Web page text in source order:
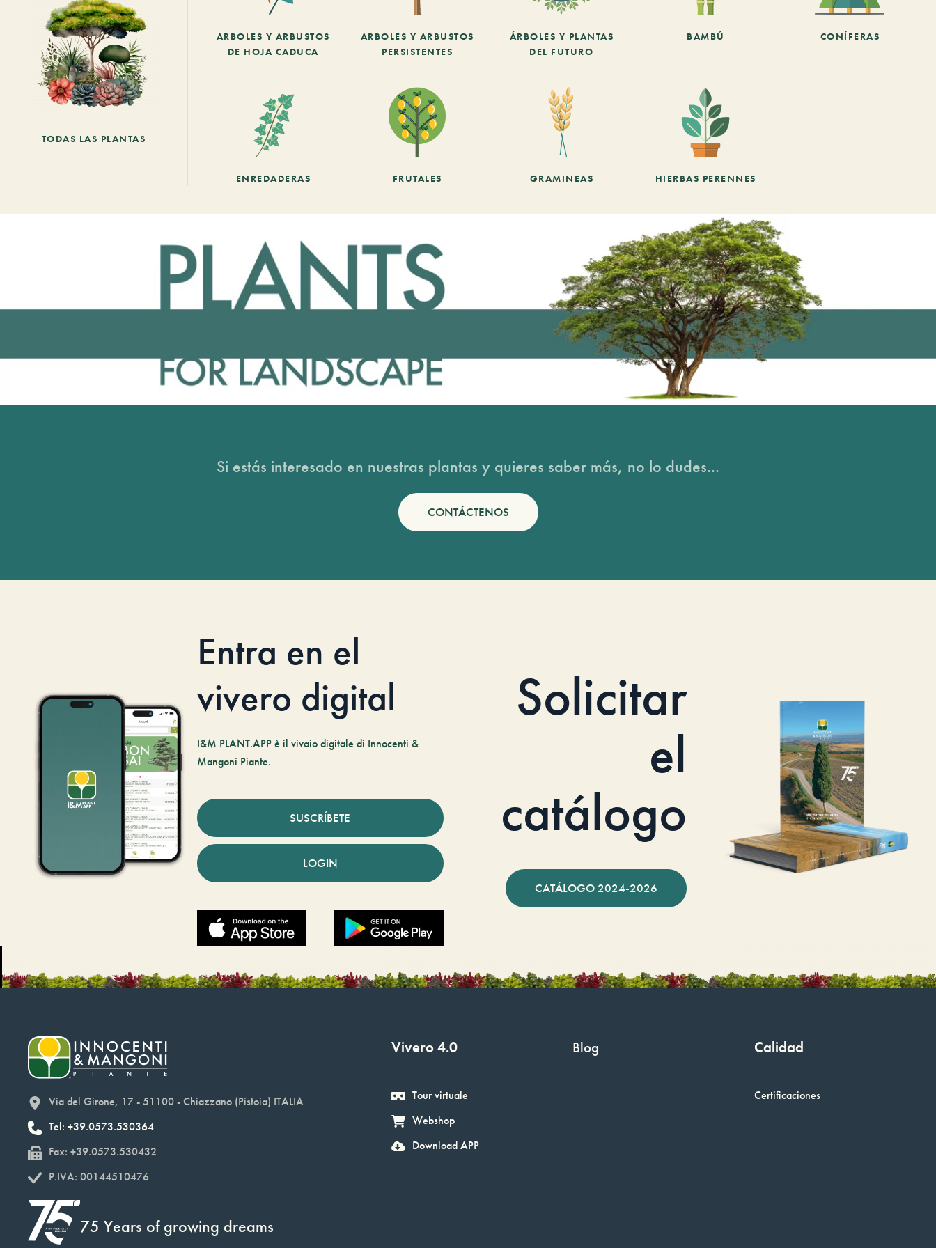
TODAS LAS PLANTAS
ARBOLES Y ARBUSTOS
DE HOJA CADUCA
ARBOLES Y ARBUSTOS
PERSISTENTES
ÁRBOLES Y PLANTAS
DEL FUTURO
BAMBÚ CONÍFERAS
ENREDADERAS FRUTALES GRAMINEAS HIERBAS PERENNES
Si estás interesado en nuestras plantas y quieres saber más, no lo dudes...
CONTÁCTENOS
Entra en el
vivero digital
I&M PLANT.APP è il vivaio digitale di Innocenti &
Mangoni Piante.
SUSCRÍBETE
LOGIN
Solicitar
el
catálogo
CATÁLOGO 2024-2026
Via del Girone, 17 - 51100 - Chiazzano (Pistoia) ITALIA
Tel: +39.0573.530364
Fax: +39.0573.530432
P.IVA: 00144510476
75 Years of growing dreams
Vivero 4.0
Tour virtuale
Webshop
Download APP
Blog Calidad
Certificaciones